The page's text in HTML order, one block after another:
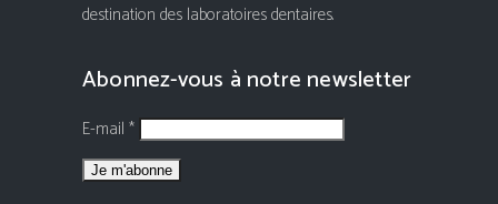
destination des laboratoires dentaires.
Abonnez-vous à notre newsletter
E-mail *